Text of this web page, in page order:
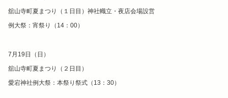
舘山寺町夏まつり（１日目）神社幟立・夜店会場設営
例大祭：宵祭り（14：00）
7月19日（日）
舘山寺町夏まつり（２日目）
愛宕神社例大祭：本祭り祭式（13：30）